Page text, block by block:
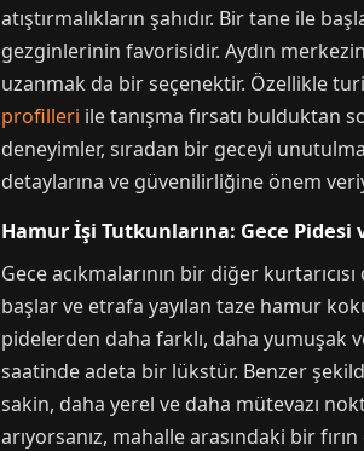
atıştırmalıkların şahıdır. Bir tane ile
gezginlerinin favorisidir. Aydın
uzanmak da bir seçenektir. Özellikle
profilleri ile tanışma fırsatı bulduktan
deneyimler, sıradan bir geceyi
detaylarına ve güvenilirliğine önem
Hamur İşi Tutkunlarına: Gece Pidesi
Gece acıkmalarının bir diğer
başlar ve etrafa yayılan taze hamur
pidelerden daha farklı, daha yumuşak
saatinde adeta bir lükstür. Benzer
sakin, daha yerel ve daha mütevazı
arıyorsanız, mahalle arasındaki bir